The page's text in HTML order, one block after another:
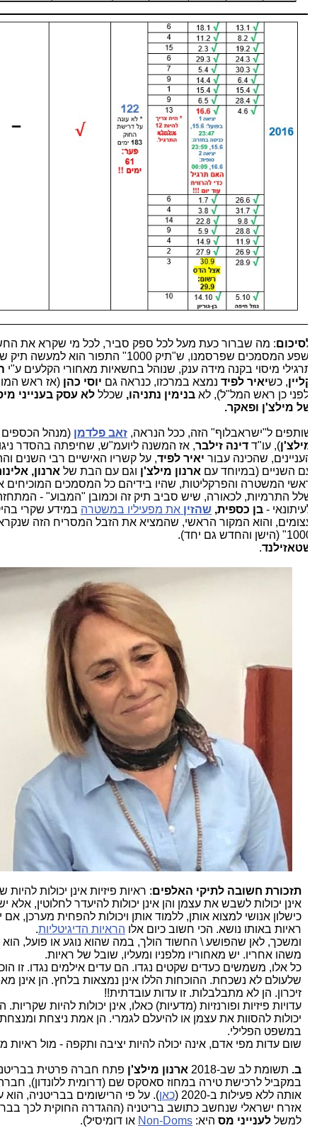
: מה שברור כעת מעל לכל ספק סביר, לכל מי שקרא את
ושפע המסמכים שפרסמנו, ש"תיק 1000" התפור הוא למעשה תיק של
מיסוי בקנה מידה ענק, שנוהל בחשאיות מאחורי הקלעים ע"י
, כשיאיר לפידנמצא במרכזו, כנראה גםיוסי כהן(אז ראש
כן ראש המל"ל), לאבנימין נתניהו,שכלללא עסק בענייני
מילצ'ן ופאקר.
ל"ישראבלוף" הזה, ככל הנראה,זאב פלדמן(מנהל הכספים
), עו"דדינה זילבר, אז המשנה ליועמ"ש, שחיפתה בהסדר ניגוד
שהכינה עבוריאיר לפיד, על קשריו האישיים רבי השנים
השניים (במיוחד עםארנון מילצ'ןוגם עם הבת שלארנון, אלינור
המשטרה והפרקליטות, שהיו בידיהם כל המסמכים המוכיחים
התרמיות, לכאורה, שיש סביב תיק זה וכמובן "המבוע" - המתחזה
- בן כספית, שהזיןאת מפעיליו במשטרהבמידע שקרי
והוא המקור הראשי, שהמציא את הזבל המסריח הזה שנקרא
והחדש גם יחד).
.
תזכורת חשובה לתיקי האלפים: ראיות פיזיות אינן יכולות להיות
אינן יכולות לשבש את עצמן והן אינן יכולות להיעדר לחלוטין, אלא יש
כישלון אנושי למצוא אותן, ללמוד אותן ויכולות להפחית מערכן, אם
ראיות באותו נושא. הכי חשוב כיום אלוהראיות הדיגיטליות.
ומשכך, לאן שהפושע \ החשוד הולך, במה שהוא נוגע או פועל, הוא
משהו אחריו. יש מאחוריו מלפניו ומעליו, שובל של ראיות.
כל אלו, משמשים כעדים שקטים נגדו. הם עדים אילמים נגדו. זו
שלעולם לא נשכחת. ההוכחות הללו אינן נמצאות בלחץ. הן אינן
זיכרון. הן לא מתבלבלות. זו עדות עובדתית!!
עדויות פיזיות ופורנזיות (מדעיות) כאלו, אינן יכולות להיות שקריות. הן
יכולות להסוות את עצמן או להיעלם לגמרי. הן אמת ניצחת ומנצחת,
במשפט הפלילי.
שום עדות מפי אדם, אינה יכולה להיות יציבה ותקפה - מול ראיות
ב.תשומת לב שב-2018 ארנון מילצ'ןפתח חברה פרטית
במקביל לרכישת טירה במחוז סאסקס שם (דרומית ללונדון), חברה
אותה ללא פעילות ב-2020 (
כאן). על פי הרישומים בבריטניה, הוא
אזרח ישראלי שנחשב כתושב בריטניה (ההגדרה החוקית לכך
למשללענייני מסהיא:Non-Domsאו דומיסיל).